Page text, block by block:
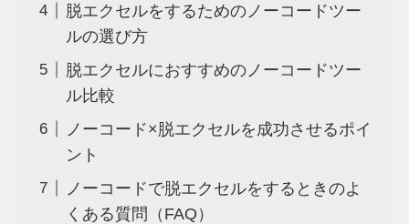
脱エクセルをするためのノーコードツー
ルの選び方
脱エクセルにおすすめのノーコードツー
ル比較
ノーコード×脱エクセルを成功させるポイ
ント
ノーコードで脱エクセルをするときのよ
くある質問（FAQ）